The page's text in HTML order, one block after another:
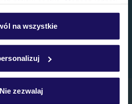
wchodząc w zakładkę
o plikach cookie znajdziesz
na wszystkie
Nie zezwalaj
Rezerwacji